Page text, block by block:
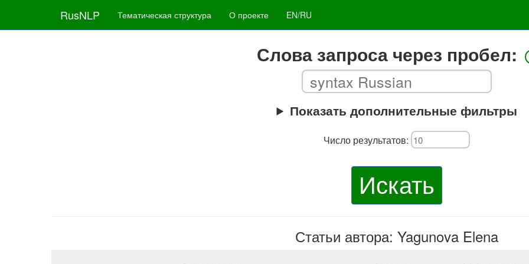
RusNLP Тематическая структура О проекте EN/RU
Слова запроса через пробел:
Показать дополнительные фильтры
Число результатов:
Искать
Статьи автора: Yagunova Elena